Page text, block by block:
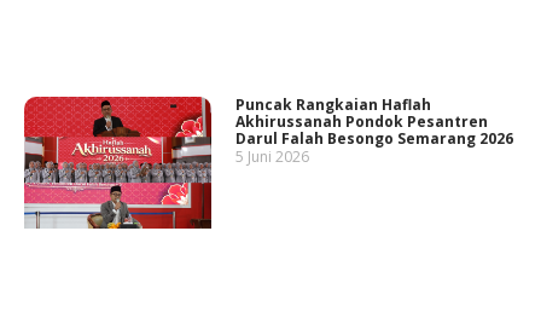
Puncak Rangkaian Haflah
Akhirussanah Pondok Pesantren
Darul Falah Besongo Semarang 2026
5 Juni 2026